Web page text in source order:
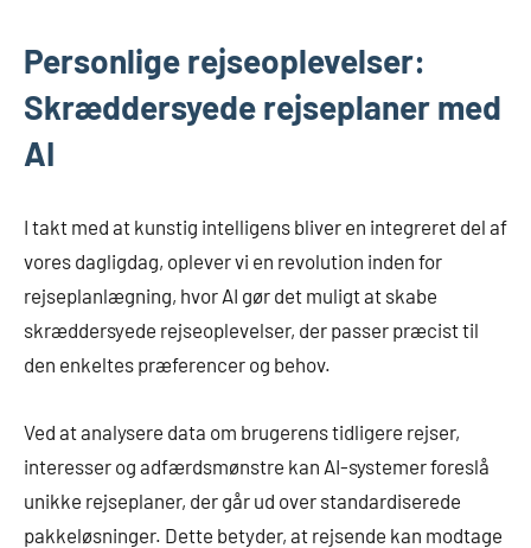
Personlige rejseoplevelser:
Skræddersyede rejseplaner med
AI
I takt med at kunstig intelligens bliver en integreret del af
vores dagligdag, oplever vi en revolution inden for
rejseplanlægning, hvor AI gør det muligt at skabe
skræddersyede rejseoplevelser, der passer præcist til
den enkeltes præferencer og behov.
Ved at analysere data om brugerens tidligere rejser,
interesser og adfærdsmønstre kan AI-systemer foreslå
unikke rejseplaner, der går ud over standardiserede
pakkeløsninger. Dette betyder, at rejsende kan modtage